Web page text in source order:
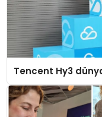
Tencent Hy3